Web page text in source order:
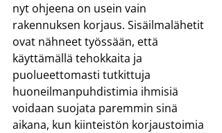
nyt ohjeena on usein vain
rakennuksen korjaus. Sisäilmalähetit
ovat nähneet työssään, että
käyttämällä tehokkaita ja
puolueettomasti tutkittuja
huoneilmanpuhdistimia ihmisiä
voidaan suojata paremmin sinä
aikana, kun kiinteistön korjaustoimia